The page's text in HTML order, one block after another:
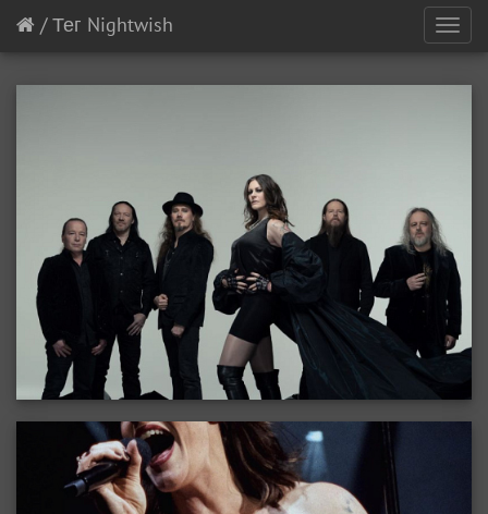
/Тег Nightwish